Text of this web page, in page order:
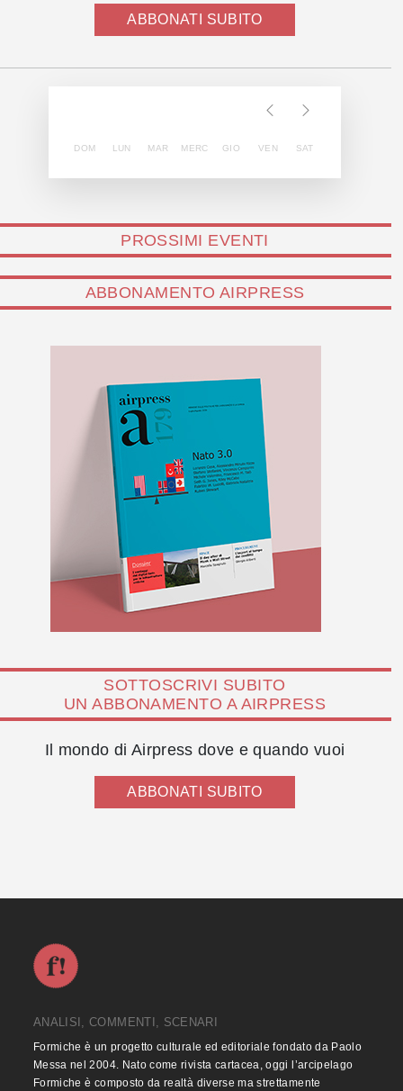
ABBONATI SUBITO
DOM LUN MAR MERC GIO VEN SAT
PROSSIMI EVENTI
ABBONAMENTO AIRPRESS
SOTTOSCRIVI SUBITO
UN ABBONAMENTO A AIRPRESS
Il mondo di Airpress dove e quando vuoi
ABBONATI SUBITO
ANALISI, COMMENTI, SCENARI
Formiche è un progetto culturale ed editoriale fondato da Paolo
Messa nel 2004. Nato come rivista cartacea, oggi l’arcipelago
Formiche è composto da realtà diverse ma strettamente